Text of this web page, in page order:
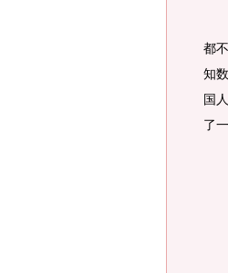
由
都
知
国
了
对